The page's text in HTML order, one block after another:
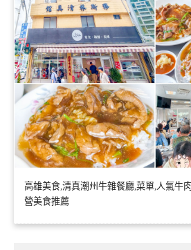
高雄美食,清真潮州牛雜餐廳,菜單,人氣牛
營美食推薦